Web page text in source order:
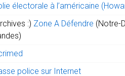
électorale à l’américaine
:) Zone A Défendre (Notre-
police sur Internet